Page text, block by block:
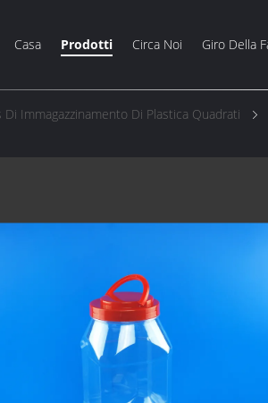
Casa Prodotti Circa Noi Giro Della
Di Immagazzinamento Di Plastica Quadrati